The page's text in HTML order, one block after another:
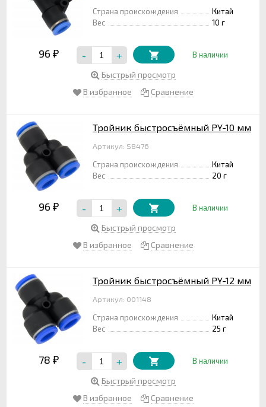
Страна происхождения
Китай
Вес
10 г
96 ₽ - + В наличии
Быстрый просмотр
В избранное
Сравнение
Тройник быстросъёмный PY-10 мм
Артикул: S8476
Страна происхождения
Китай
Вес
20 г
96 ₽ - + В наличии
Быстрый просмотр
В избранное
Сравнение
Тройник быстросъёмный PY-12 мм
Артикул: 001148
Страна происхождения
Китай
Вес
25 г
78 ₽ - + В наличии
Быстрый просмотр
В избранное
Сравнение